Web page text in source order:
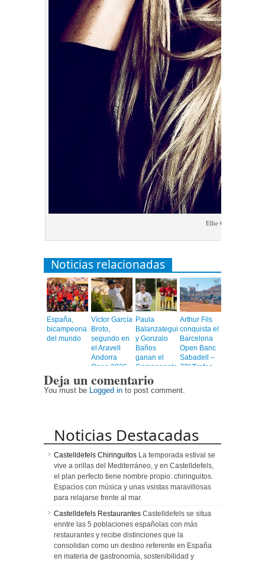
Ellie Goulding
Noticias relacionadas
España,
bicampeona
del mundo
Víctor García
Broto,
segundo en
el Aravell
Andorra
Open 2026
Paula
Balanzategui
y Gonzalo
Baños
ganan el
Campeonato
de España
Absoluto
Golf 2026
Arthur Fils
conquista el
Barcelona
Open Banc
Sabadell –
73º Trofeo
Godó
Deja un comentario
You must be Logged in to post comment.
Noticias Destacadas
Castelldefels Chiringuitos La temporada estival se
vive a orillas del Mediterráneo, y en Castelldefels,
el plan perfecto tiene nombre propio: chiringuitos.
Espacios con música y unas vsistas maravillosas
para relajarse frente al mar.
Castelldefels Restaurantes Castelldefels se situa
enntre las 5 poblaciones españolas con más
restaurantes y recibe distinciones que la
consolidan como un destino referente en España
en materia de gastronomía, sostenibilidad y